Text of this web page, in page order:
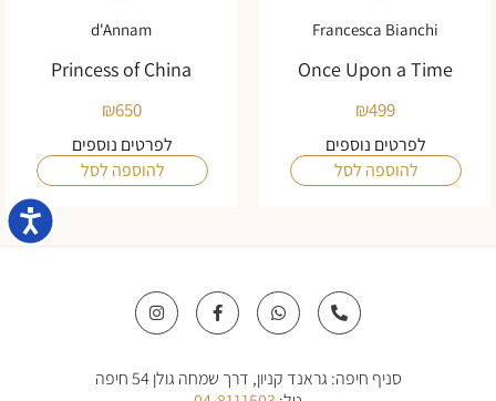
Francesca Bianchi
Once Upon a Time
₪499
לפרטים נוספים
להוספה לסל
d'Annam
Princess of China
₪650
לפרטים נוספים
להוספה לסל
P
h
o
-
W
h
a
a
F
a
c
o
I
n
s
g
סניף חיפה: גראנד קניון, דרך שמחה גולן 54 חיפה